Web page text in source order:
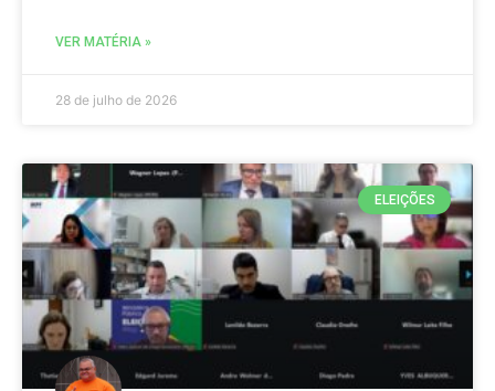
VER MATÉRIA »
28 de julho de 2026
ELEIÇÕES